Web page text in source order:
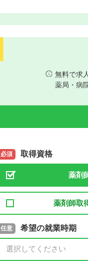
無料で求
薬局・病
必須 取得資格
薬剤
薬剤師取
必須 取得予定年
年 3月
任意 希望の就業時期